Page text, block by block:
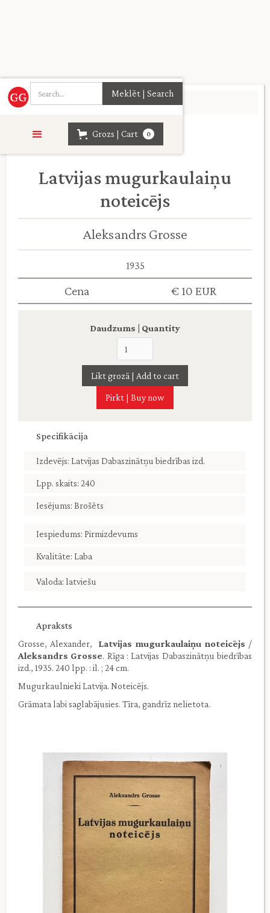
Grozs | Cart 0
Sākumlapa > Daba. Lauksaimniecība
Latvijas mugurkaulaiņu
noteicējs
Aleksandrs Grosse
1935
Cena € 10 EUR
Daudzums | Quantity
Pirkt | Buy now
Specifikācija
Izdevējs: Latvijas Dabaszinātņu biedrības izd.
Lpp. skaits: 240
Iesējums: Brošēts
Iespiedums: Pirmizdevums
Kvalitāte: Laba
Valoda: latviešu
Apraksts
Grosse, Alexander, Latvijas mugurkaulaiņu noteicējs /
Aleksandrs Grosse. Rīga : Latvijas Dabaszinātņu biedrības
izd., 1935. 240 lpp. : il. ; 24 cm.
Mugurkaulnieki Latvija. Noteicējs.
Grāmata labi saglabājusies. Tīra, gandrīz nelietota.